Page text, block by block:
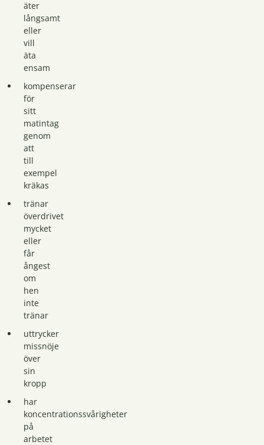
äter
långsamt
eller
vill
äta
ensam
kompenserar
för
sitt
matintag
genom
att
till
exempel
kräkas
tränar
överdrivet
mycket
eller
får
ångest
om
hen
inte
tränar
uttrycker
missnöje
över
sin
kropp
har
koncentrationssvårigheter
på
arbetet